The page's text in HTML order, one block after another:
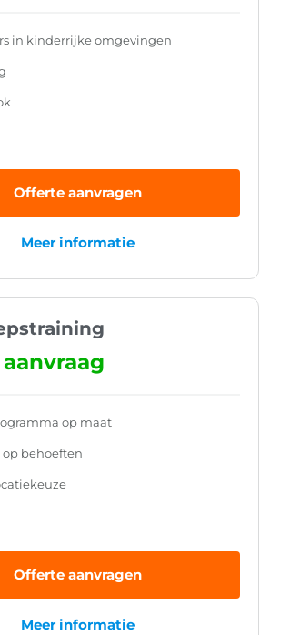
in kinderrijke omgevingen
Offerte aanvragen
Meer informatie
op maat
op behoeften
Offerte aanvragen
Meer informatie